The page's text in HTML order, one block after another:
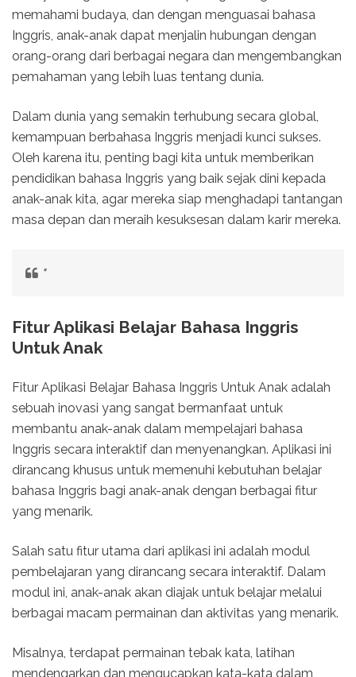
memahami budaya, dan dengan menguasai bahasa
Inggris, anak-anak dapat menjalin hubungan dengan
orang-orang dari berbagai negara dan mengembangkan
pemahaman yang lebih luas tentang dunia.
Dalam dunia yang semakin terhubung secara global,
kemampuan berbahasa Inggris menjadi kunci sukses.
Oleh karena itu, penting bagi kita untuk memberikan
pendidikan bahasa Inggris yang baik sejak dini kepada
anak-anak kita, agar mereka siap menghadapi tantangan
masa depan dan meraih kesuksesan dalam karir mereka.
"
Fitur Aplikasi Belajar Bahasa Inggris
Untuk Anak
Fitur Aplikasi Belajar Bahasa Inggris Untuk Anak adalah
sebuah inovasi yang sangat bermanfaat untuk
membantu anak-anak dalam mempelajari bahasa
Inggris secara interaktif dan menyenangkan. Aplikasi ini
dirancang khusus untuk memenuhi kebutuhan belajar
bahasa Inggris bagi anak-anak dengan berbagai fitur
yang menarik.
Salah satu fitur utama dari aplikasi ini adalah modul
pembelajaran yang dirancang secara interaktif. Dalam
modul ini, anak-anak akan diajak untuk belajar melalui
berbagai macam permainan dan aktivitas yang menarik.
Misalnya, terdapat permainan tebak kata, latihan
mendengarkan dan mengucapkan kata-kata dalam